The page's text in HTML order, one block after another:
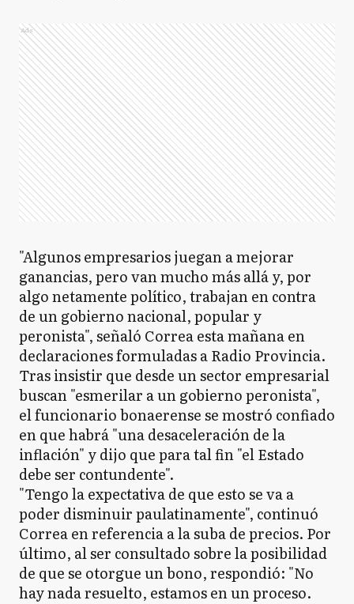
Ads
"Algunos empresarios juegan a mejorar
ganancias, pero van mucho más allá y, por
algo netamente político, trabajan en contra
de un gobierno nacional, popular y
peronista", señaló Correa esta mañana en
declaraciones formuladas a Radio Provincia.
Tras insistir que desde un sector empresarial
buscan "esmerilar a un gobierno peronista",
el funcionario bonaerense se mostró confiado
en que habrá "una desaceleración de la
inflación" y dijo que para tal fin "el Estado
debe ser contundente".
"Tengo la expectativa de que esto se va a
poder disminuir paulatinamente", continuó
Correa en referencia a la suba de precios. Por
último, al ser consultado sobre la posibilidad
de que se otorgue un bono, respondió: "No
hay nada resuelto, estamos en un proceso.